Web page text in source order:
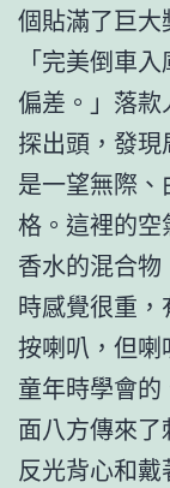
個貼滿了巨大
「完美倒車
偏差。」落
探出頭，發
是一望無際
格。這裡的
香水的混合
時感覺很重
按喇叭，但
童年時學會
面八方傳來
反光背心和